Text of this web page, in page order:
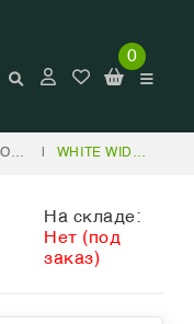
0
GREEN HOUSE SEED COMPANY | WHITE WIDOW GREEN HOUSE
На складе:
Нет (под
заказ)